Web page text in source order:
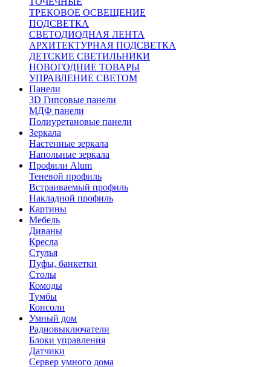
ТРЕКОВОЕ ОСВЕЩЕНИЕ
ПОДСВЕТКА
СВЕТОДИОДНАЯ ЛЕНТА
АРХИТЕКТУРНАЯ ПОДСВЕТКА
ДЕТСКИЕ СВЕТИЛЬНИКИ
НОВОГОДНИЕ ТОВАРЫ
УПРАВЛЕНИЕ СВЕТОМ
Панели
3D Гипсовые панели
МДФ панели
Полиуретановые панели
Зеркала
Настенные зеркала
Напольные зеркала
Профили Alum
Теневой профиль
Встраиваемый профиль
Накладной профиль
Картины
Мебель
Диваны
Кресла
Стулья
Пуфы, банкетки
Столы
Комоды
Тумбы
Консоли
Умный дом
Радиовыключатели
Блоки управления
Датчики
Сервер умного дома